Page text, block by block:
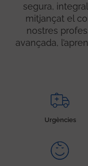
segura,
mitjançat el
nostres
avançada,
Urgències